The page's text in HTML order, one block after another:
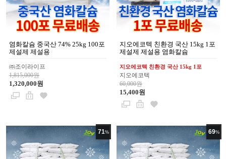
염화칼슘 중국산 74% 25kg 100포
제설제 제설용
㈜조이라이프
1,815,000원
1,320,000원
지오에코텍 친환경 국산 15kg 1포
제설제 제설용 염화칼슘
지오에코텍 친환경 국산 15kg 1포
지오에코텍
60,000원
15,400원
71% 69%